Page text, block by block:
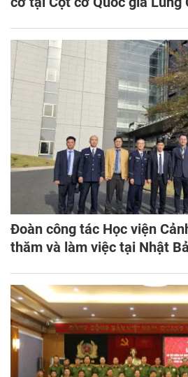
Đoàn công tác Học viện
thăm và làm việc tại Nhật